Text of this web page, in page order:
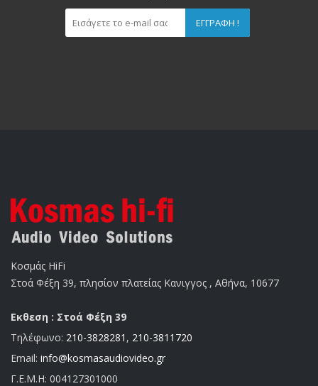
ΕΓΓΡΑΦΉ !
Κοσμάς HiFi
Στοά Φέξη 39, πλησίον πλατείας Κανιγγος , Αθήνα, 10677
Εκθεση : Στοά Φέξη 39
Τηλέφωνο: 210-3828281 , 210-3811720
Email: info@kosmasaudiovideo.gr
Γ.Ε.Μ.Η: 004127301000